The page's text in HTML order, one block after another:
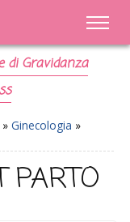
di Gravidanza
» Ginecologia »
PARTO